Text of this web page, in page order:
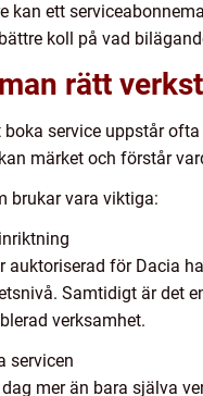
kan ett
koll på vad
rätt
boka service uppstår
märket och förstår
brukar vara viktiga:
auktoriserad för Dacia
Samtidigt är det
verksamhet.
servicen
mer än bara själva